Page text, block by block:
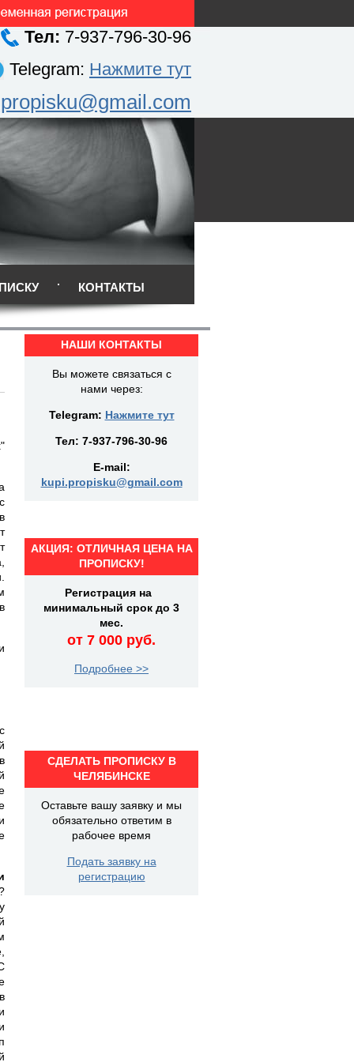
Тел: 7-937-796-30-96
Telegram: Нажмите тут
КОНТАКТЫ
НАШИ КОНТАКТЫ
Вы можете связаться с
нами через:
Telegram: Нажмите тут
Тел: 7-937-796-30-96
E-mail:
kupi.propisku@gmail.com
АКЦИЯ: ОТЛИЧНАЯ ЦЕНА НА
ПРОПИСКУ!
Регистрация на
минимальный срок до 3
мес.
от 7 000 руб.
Подробнее >>
СДЕЛАТЬ ПРОПИСКУ В
ЧЕЛЯБИНСКЕ
Оставьте вашу заявку и мы
обязательно ответим в
рабочее время
Подать заявку на
регистрацию